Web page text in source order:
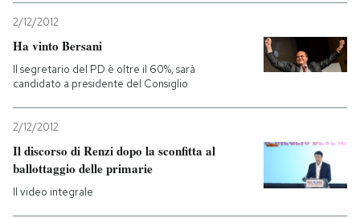
2/12/2012
Ha vinto Bersani
Il segretario del PD è oltre il 60%, sarà
candidato a presidente del Consiglio
2/12/2012
Il discorso di Renzi dopo la sconfitta al
ballottaggio delle primarie
Il video integrale